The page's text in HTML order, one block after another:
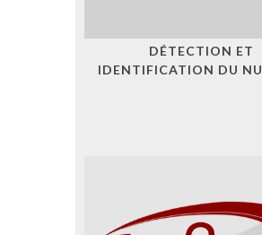
DÉTECTION ET
IDENTIFICATION DU